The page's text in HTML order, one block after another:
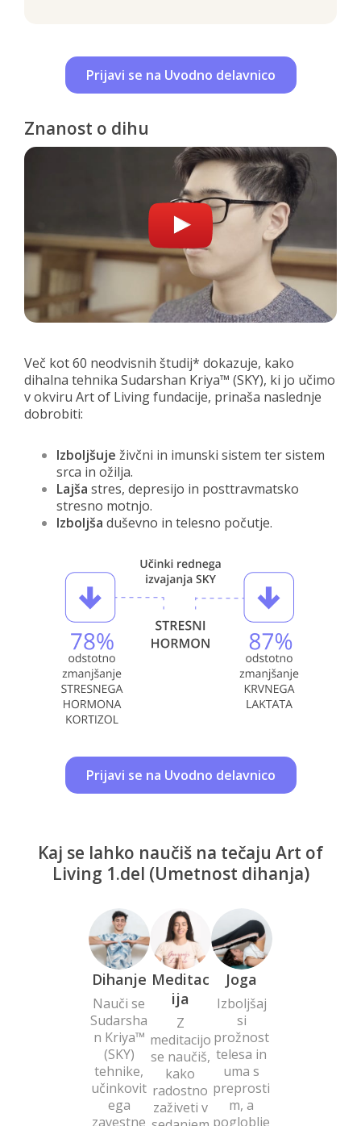
Prijavi se na Uvodno delavnico
Znanost o dihu
Več kot 60 neodvisnih študij* dokazuje, kako
dihalna tehnika Sudarshan Kriya™ (SKY), ki jo učimo
v okviru Art of Living fundacije, prinaša naslednje
dobrobiti:
Izboljšuje živčni in imunski sistem ter sistem
srca in ožilja.
Lajša stres, depresijo in posttravmatsko
stresno motnjo.
Izboljša duševno in telesno počutje.
Prijavi se na Uvodno delavnico
Kaj se lahko naučiš na tečaju Art of
Living 1.del (Umetnost dihanja)
Dihanje
Nauči se
Sudarsha
n Kriya™
(SKY)
tehnike,
učinkovit
ega
zavestne
Meditac
ija
Z
meditacijo
se naučiš,
kako
radostno
zaživeti v
Joga
Izboljšaj
si
prožnost
telesa in
uma s
preprosti
m, a
pogloblje